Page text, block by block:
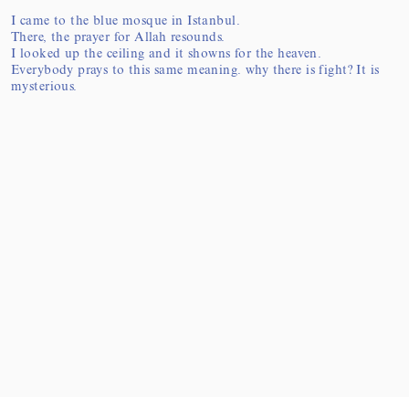
I came to the blue mosque in Istanbul.
There, the prayer for Allah resounds.
I looked up the ceiling and it showns for the heaven.
Everybody prays to this same meaning. why there is fight? It is
mysterious.